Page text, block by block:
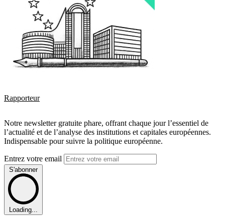
Rapporteur
Notre newsletter gratuite phare, offrant chaque jour l’essentiel de
l’actualité et de l’analyse des institutions et capitales européennes.
Indispensable pour suivre la politique européenne.
Entrez votre email
S'abonner
Loading...